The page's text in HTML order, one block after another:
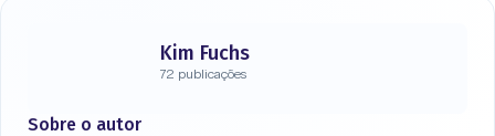
Kim Fuchs
72 publicações
Sobre o autor